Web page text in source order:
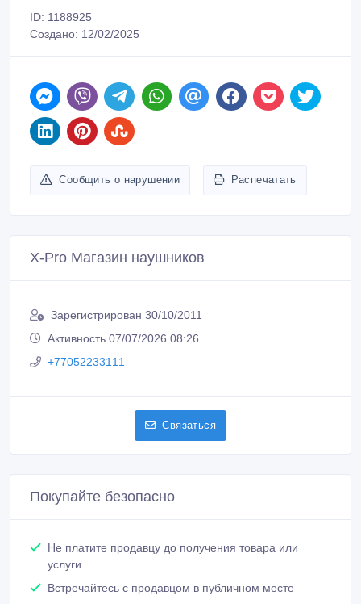
ID: 1188925
Создано: 12/02/2025
Сообщить о нарушении Распечатать
X-Pro Магазин наушников
Зарегистрирован 30/10/2011
Активность 07/07/2026 08:26
+77052233111
Связаться
Покупайте безопасно
Не платите продавцу до получения товара или
услуги
Встречайтесь с продавцом в публичном месте